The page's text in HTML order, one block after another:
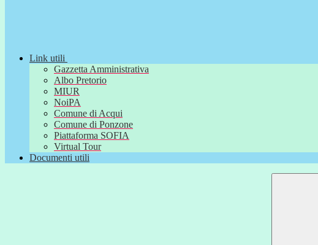
Link utili
Gazzetta Amministrativa
Albo Pretorio
MIUR
NoiPA
Comune di Acqui
Comune di Ponzone
Piattaforma SOFIA
Virtual Tour
Documenti utili